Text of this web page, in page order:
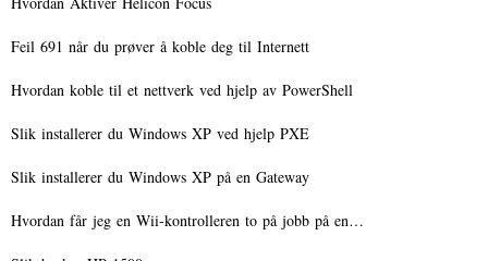
Feil 691 når du prøver å koble deg til Internett
Hvordan koble til et nettverk ved hjelp av PowerShell
Slik installerer du Windows XP ved hjelp PXE
Slik installerer du Windows XP på en Gateway
Hvordan får jeg en Wii-kontrolleren to på jobb på en…